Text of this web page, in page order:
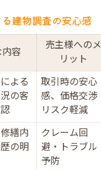
建物調査の安心感
容
売主様へのメ
リット
よる
の客
取引時の安心
感、価格交渉
リスク軽減
繕内
の明
クレーム回
避・トラブル
予防